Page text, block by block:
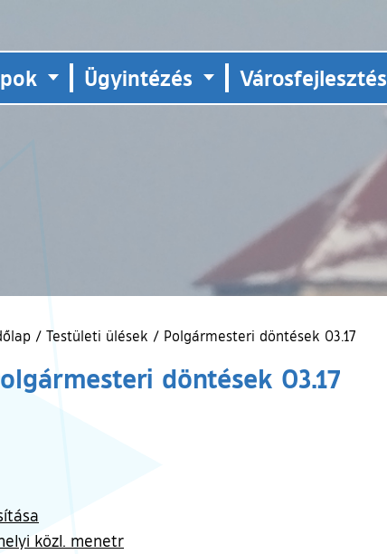
Ügyintézés Városfejlesztés
/ Testületi ülések / Polgármesteri döntések 03.17
döntések 03.17
közl. menetr